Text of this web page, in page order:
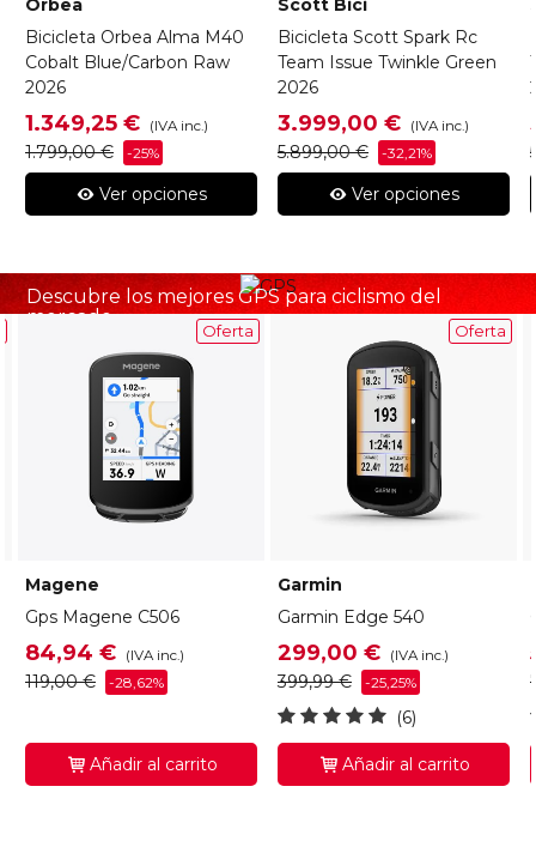
Orbea
Bicicleta Orbea Alma M40
Cobalt Blue/Carbon Raw
2026
1.349,25 € (IVA inc.)
1.799,00 € -25%
Ver opciones
Scott Bici
Bicicleta Scott Spark Rc
Team Issue Twinkle Green
2026
3.999,00 € (IVA inc.)
5.899,00 € -32,21%
Ver opciones
Descubre los mejores GPS para ciclismo del
mercado.
VER MÁS GPS
Oferta
Magene
Gps Magene C506
84,94 € (IVA inc.)
119,00 € -28,62%
Añadir al carrito
Oferta
Garmin
Garmin Edge 540
299,00 € (IVA inc.)
399,99 € -25,25%
(6)
Añadir al carrito